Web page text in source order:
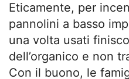
Eticamente, per
pannolini a basso
una volta usati
dell’organico e non
Con il buono, le